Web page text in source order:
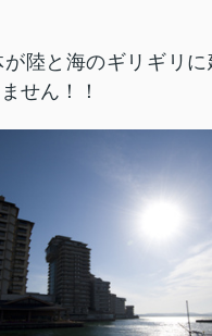
陸と海のギリギリに
せん！！